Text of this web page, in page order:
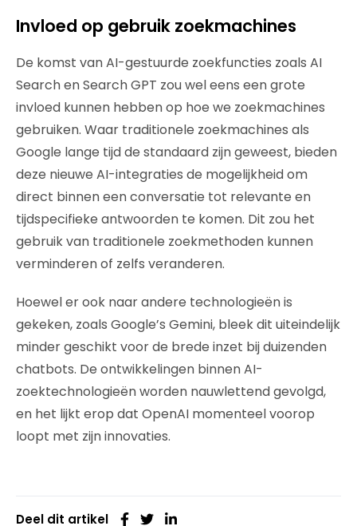
Invloed op gebruik zoekmachines
De komst van AI-gestuurde zoekfuncties zoals AI
Search en Search GPT zou wel eens een grote
invloed kunnen hebben op hoe we zoekmachines
gebruiken. Waar traditionele zoekmachines als
Google lange tijd de standaard zijn geweest, bieden
deze nieuwe AI-integraties de mogelijkheid om
direct binnen een conversatie tot relevante en
tijdspecifieke antwoorden te komen. Dit zou het
gebruik van traditionele zoekmethoden kunnen
verminderen of zelfs veranderen.
Hoewel er ook naar andere technologieën is
gekeken, zoals Google’s Gemini, bleek dit uiteindelijk
minder geschikt voor de brede inzet bij duizenden
chatbots. De ontwikkelingen binnen AI-
zoektechnologieën worden nauwlettend gevolgd,
en het lijkt erop dat OpenAI momenteel voorop
loopt met zijn innovaties.
Deel dit artikel